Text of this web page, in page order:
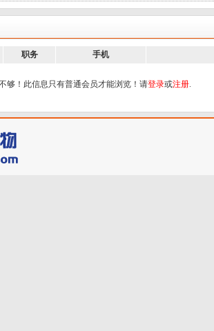
职务 手机
够！此信息只有普通会员才能浏览！请登录或注册.